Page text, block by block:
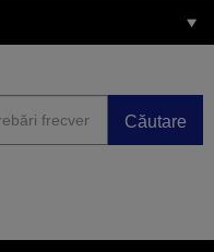
Căutare